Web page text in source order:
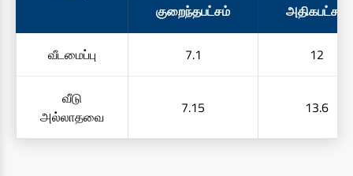
குறைந்தபட்சம் அதிகபட்சம்
வீடமைப்பு 7.1 12
வீடு
அல்லாதவை
7.15 13.6